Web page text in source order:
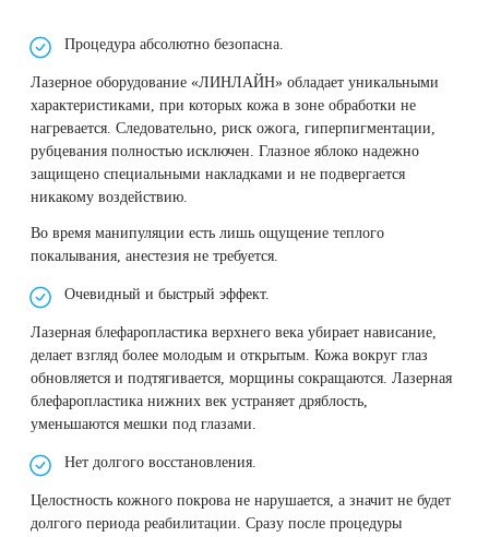
Процедура абсолютно безопасна.
Лазерное оборудование «ЛИНЛАЙН» обладает уникальными
характеристиками, при которых кожа в зоне обработки не
нагревается. Следовательно, риск ожога, гиперпигментации,
рубцевания полностью исключен. Глазное яблоко надежно
защищено специальными накладками и не подвергается
никакому воздействию.
Во время манипуляции есть лишь ощущение теплого
покалывания, анестезия не требуется.
Очевидный и быстрый эффект.
Лазерная блефаропластика верхнего века убирает нависание,
делает взгляд более молодым и открытым. Кожа вокруг глаз
обновляется и подтягивается, морщины сокращаются. Лазерная
блефаропластика нижних век устраняет дряблость,
уменьшаются мешки под глазами.
Нет долгого восстановления.
Целостность кожного покрова не нарушается, а значит не будет
долгого периода реабилитации. Сразу после процедуры
Лазерное лечение ринофимы
Лазерное лечение розацеа
Интимное лазерное омоложение
Лазерная подтяжка кожи живота
Лазерная подтяжка кожи на бедрах и коленях
Лазерное омоложение груди